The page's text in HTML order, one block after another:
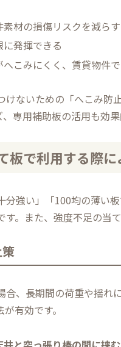
材の損傷リスクを減らす
発揮できる
こみにくく、賃貸物件
ないための「へこみ防
専用補助板の活用も効果
板で利用する際
強い」「100均の薄い
す。また、強度不足の当
、長期間の荷重や揺れ
有効です。